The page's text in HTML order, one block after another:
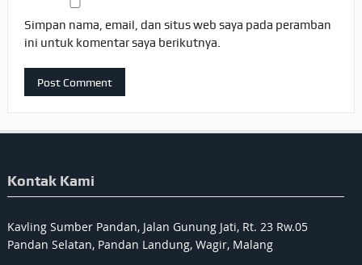
Simpan nama, email, dan situs web saya pada peramban
ini untuk komentar saya berikutnya.
Kontak Kami
Kavling Sumber Pandan, Jalan Gunung Jati, Rt. 23 Rw.05
Pandan Selatan, Pandan Landung, Wagir, Malang